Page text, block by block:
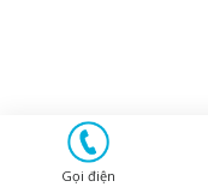
Gọi điện